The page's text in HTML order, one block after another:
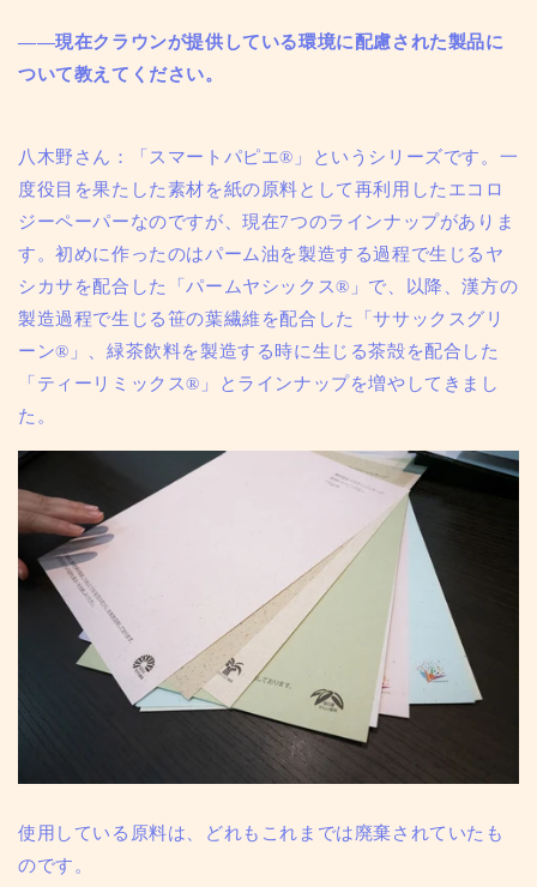
——現在クラウンが提供している環境に配慮された製品に
ついて教えてください。
八木野さん：「スマートパピエ®」というシリーズです。一
度役目を果たした素材を紙の原料として再利用したエコロ
ジーペーパーなのですが、現在7つのラインナップがありま
す。初めに作ったのはパーム油を製造する過程で生じるヤ
シカサを配合した「パームヤシックス®」で、以降、漢方の
製造過程で生じる笹の葉繊維を配合した「ササックスグリ
ーン®」、緑茶飲料を製造する時に生じる茶殻を配合した
「ティーリミックス®」とラインナップを増やしてきまし
た。
使用している原料は、どれもこれまでは廃棄されていたも
のです。